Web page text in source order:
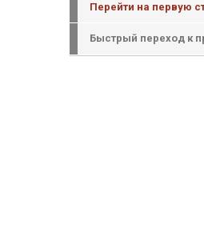
Перейти на первую
Быстрый переход к